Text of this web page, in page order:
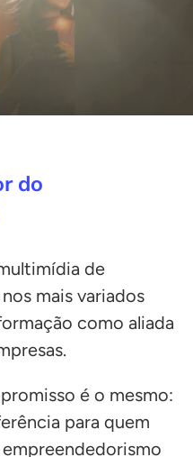
do
de
mais variados
como aliada
é o mesmo:
para quem